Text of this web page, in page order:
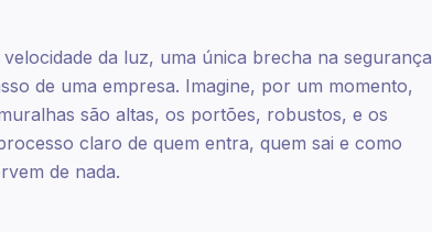
da luz, uma única brecha na segurança
de uma empresa. Imagine, por um momento,
são altas, os portões, robustos, e os
claro de quem entra, quem sai e como
de nada.